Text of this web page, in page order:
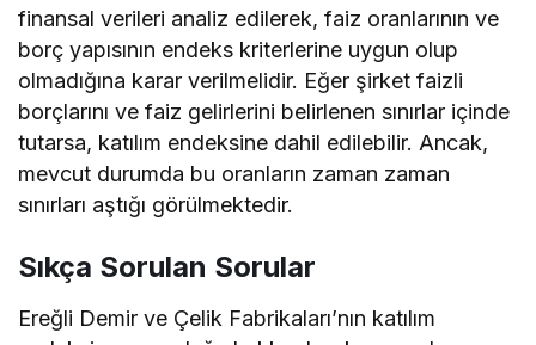
finansal verileri analiz edilerek, faiz oranlarının ve
borç yapısının endeks kriterlerine uygun olup
olmadığına karar verilmelidir. Eğer şirket faizli
borçlarını ve faiz gelirlerini belirlenen sınırlar içinde
tutarsa, katılım endeksine dahil edilebilir. Ancak,
mevcut durumda bu oranların zaman zaman
sınırları aştığı görülmektedir.
Sıkça Sorulan Sorular
Ereğli Demir ve Çelik Fabrikaları’nın katılım